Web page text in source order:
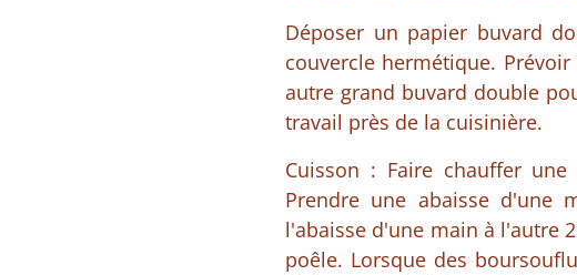
Déposer un papier buvard
couvercle hermétique.
autre grand buvard double
travail près de la cuisinière.
Cuisson : Faire chauffer
Prendre une abaisse d'une
l'abaisse d'une main à l'autre
poêle. Lorsque des